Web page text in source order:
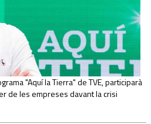
"Aquí la Tierra" de TVE, participarà
de les empreses davant la crisi